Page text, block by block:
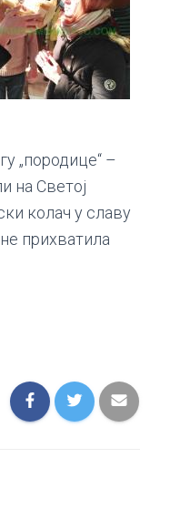
„породице“ –
на Светој
колач у славу
прихватила